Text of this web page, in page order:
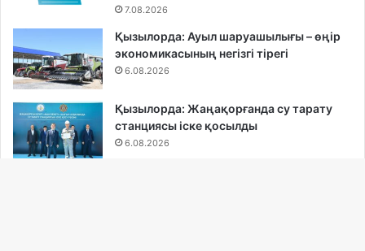
7.08.2026
Қызылорда: Ауыл шаруашылығы – өңір
экономикасының негізгі тірегі
6.08.2026
Қызылорда: Жаңақорғанда су тарату
станциясы іске қосылды
6.08.2026